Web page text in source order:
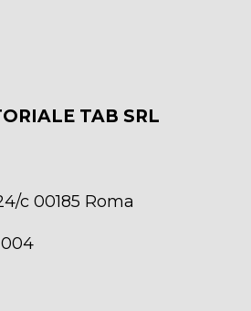
TAB SRL
c 00185 Roma